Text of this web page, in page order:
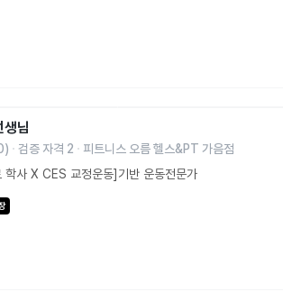
님
) 검증 자격 2
피트니스 오름 헬스&PT 가음점
학사 X CES 교정운동]기반 운동전문가